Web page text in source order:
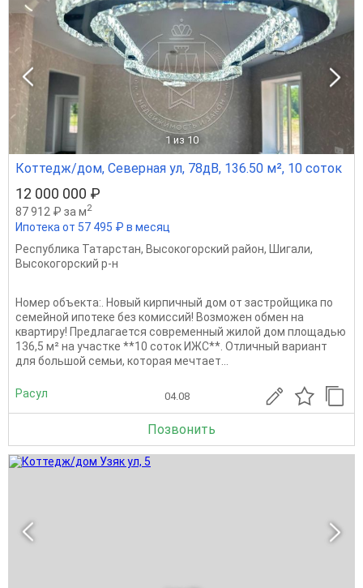
1 из 10
Коттедж/дом, Северная ул, 78дВ, 136.50 м², 10 соток
12 000 000 ₽
87 912 ₽ за м2
Ипотека от 57 495 ₽ в месяц
Республика Татарстан, Высокогорский район, Шигали,
Высокогорский р-н
Номер объекта:. Новый кирпичный дом от застройщика по
семейной ипотеке без комиссий! Возможен обмен на
квартиру! Предлагается современный жилой дом площадью
136,5 м² на участке **10 соток ИЖС**. Отличный вариант
для большой семьи, которая мечтает...
Расул 04.08
Позвонить